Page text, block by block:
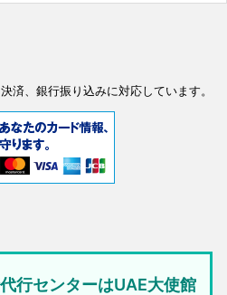
済、銀行振り込みに対応しています。
行センターはUAE大使館